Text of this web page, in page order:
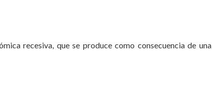
recesiva, que se produce como consecuencia de una